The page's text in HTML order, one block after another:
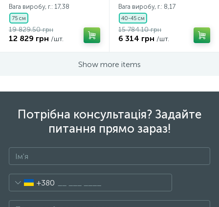
Вага виробу, г.: 17,38
75 см
19 829.50 грн
12 829 грн /шт.
Вага виробу, г.: 8,17
40-45 см
15 784.10 грн
6 314 грн /шт.
Show more items
Потрібна консультація? Задайте
питання прямо зараз!
+380